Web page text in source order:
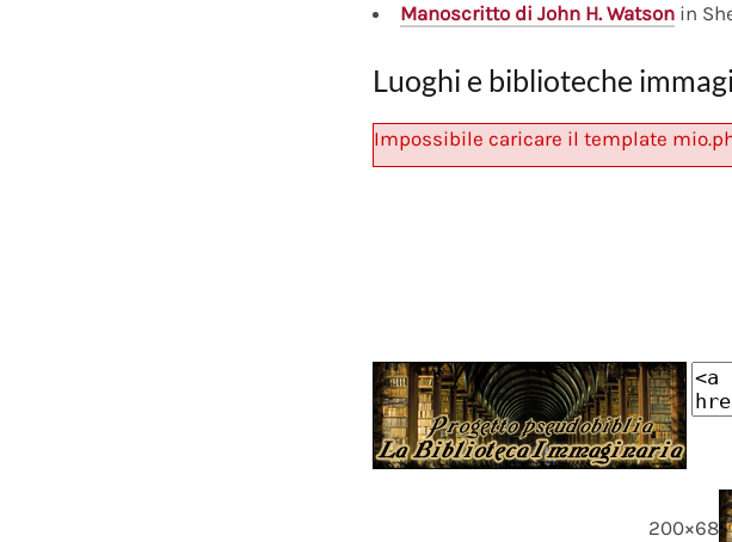
Manoscritto di John H. Watson in
Luoghi e biblioteche
Impossibile caricare il template
200×68